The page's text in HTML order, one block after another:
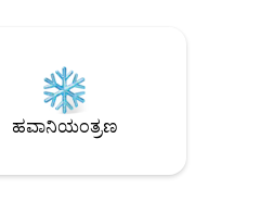
ಸ್ಟೇಷನ್ ಗ್ಲೋರಿಯಾ,
5 ಬ್ಲಾಕ್‌ಗಳ
ಹವಾನಿಯಂತ್ರಣ